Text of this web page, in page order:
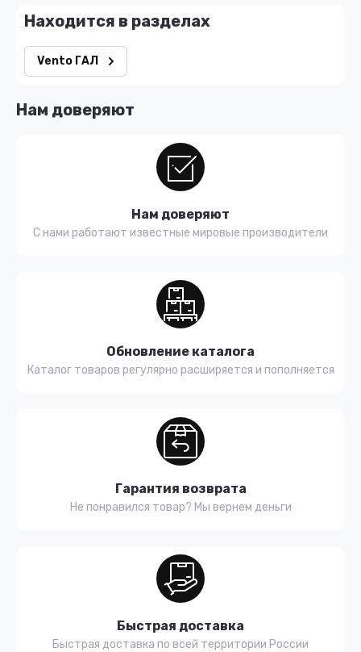
Находится в разделах
Vento ГАЛ
Нам доверяют
Нам доверяют
С нами работают известные мировые производители
Обновление каталога
Каталог товаров регулярно расширяется и пополняется
Гарантия возврата
Не понравился товар? Мы вернем деньги
Быстрая доставка
Быстрая доставка по всей территории России